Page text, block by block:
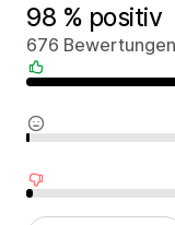
98 % positiv
676
Positive
Neutrale
Negative